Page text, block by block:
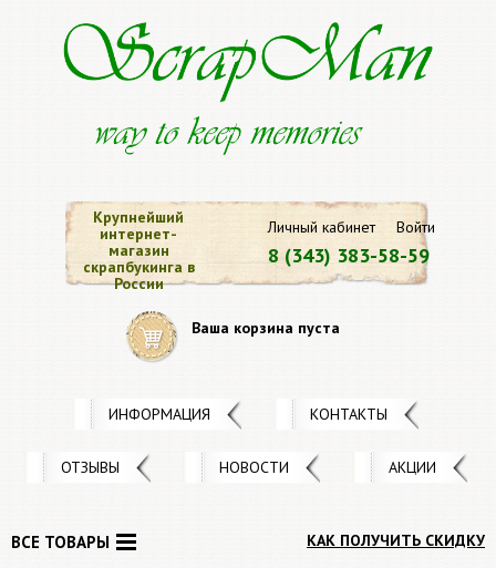
Личный кабинет Войти
8 (343) 383-58-59
Крупнейший
интернет-
магазин
скрапбукинга в
России
Ваша корзина пуста
ИНФОРМАЦИЯ КОНТАКТЫ
ОТЗЫВЫ НОВОСТИ АКЦИИ
КАК ПОЛУЧИТЬ СКИДКУ
ВСЕ ТОВАРЫ